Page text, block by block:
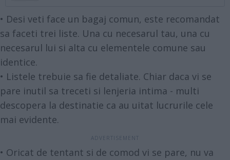
• Desi veti face un bagaj comun, este recomandat
sa faceti trei liste. Una cu necesarul tau, una cu
necesarul lui si alta cu elementele comune sau
identice.
• Listele trebuie sa fie detaliate. Chiar daca vi se
pare inutil sa treceti si lenjeria intima - multi
descopera la destinatie ca au uitat lucrurile cele
mai evidente.
• Oricat de tentant si de comod vi se pare, nu va